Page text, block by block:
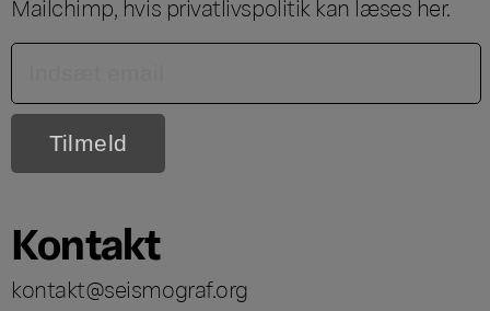
Mailchimp, hvis privatlivspolitik kan læses her.
Kontakt
kontakt@seismograf.org